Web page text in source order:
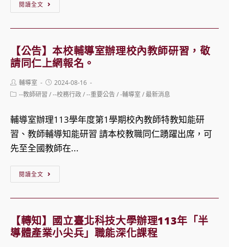
特
專
業
知
研
活
動
～
校
教
職
閱讀全文
衛
生
福
部
殺
意
念
轉
銜
【公告】本校輔導室辦理校內教師研習，敬
請同仁上網報名。
Post
author:
輔導室
Post
published:
2024-08-16
Post--教師研習 /--校務行政/--重要公告/-輔導室 /最新消息
輔導室辦理113學年度第1學期校內教師特教知能研
習、教師輔導知能研習 請本校教職同仁踴躍出席，可
先至全國教師在...
閱讀全文
本
校
輔
【轉知】國立臺北科技大學辦理113年「半
導體產業小尖兵」職能深化課程